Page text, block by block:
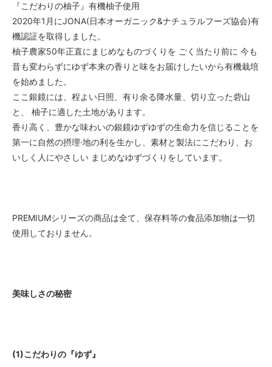
『こだわりの柚子』有機柚子使用
2020年1月にJONA(日本オーガニック&ナチュラルフーズ協会)有
機認証を取得しました。
柚子農家50年正直にまじめなものづくりを ごく当たり前に 今も
昔も変わらずにゆず本来の香りと味をお届けしたいから有機栽培
を始めました。
ここ銀鏡には、程よい日照、有り余る降水量、切り立った砦山
と、 柚子に適した土地があります。
香り高く、豊かな味わいの銀鏡ゆずゆずの生命力を信じることを
第一に自然の摂理·地の利を生かし、素材と製法にこだわり、お
いしく人にやさしい まじめなゆずづくりをしています。
PREMIUMシリーズの商品は全て、保存料等の食品添加物は一切
使用しておりません。
美味しさの秘密
(1)こだわりの『ゆず』